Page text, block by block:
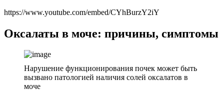
https://www.youtube.com/embed/CYhBurzY2iY
Оксалаты в моче: причины, симптомы
Нарушение функционирования почек может быть
вызвано патологией наличия солей оксалатов в
моче